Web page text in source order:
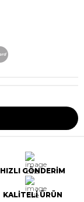
HIZLI GÖNDERİM
KALİTELİ ÜRÜN